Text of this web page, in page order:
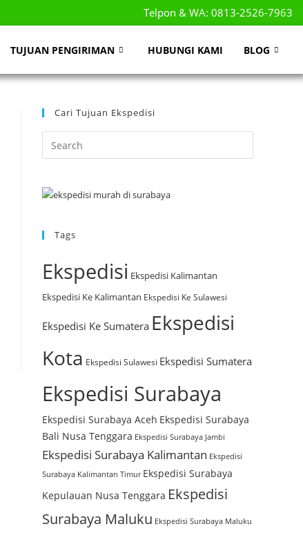
Telpon & WA: 0813-2526-7963
TUJUAN PENGIRIMAN HUBUNGI KAMI BLOG
Cari Tujuan Ekspedisi
Tags
Ekspedisi Ekspedisi Kalimantan
Ekspedisi Ke Kalimantan Ekspedisi Ke Sulawesi
Ekspedisi Ke Sumatera Ekspedisi
Kota Ekspedisi Sulawesi Ekspedisi Sumatera
Ekspedisi Surabaya
Ekspedisi Surabaya Aceh Ekspedisi Surabaya
Bali Nusa Tenggara Ekspedisi Surabaya Jambi
Ekspedisi Surabaya Kalimantan Ekspedisi
Surabaya Kalimantan Timur Ekspedisi Surabaya
Kepulauan Nusa Tenggara Ekspedisi
Surabaya Maluku Ekspedisi Surabaya Maluku